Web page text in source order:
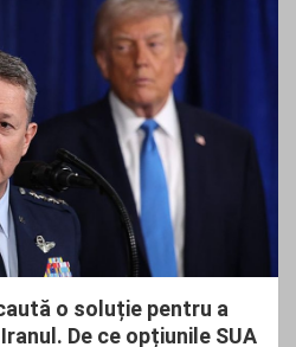
o soluție pentru a
De ce opțiunile SUA